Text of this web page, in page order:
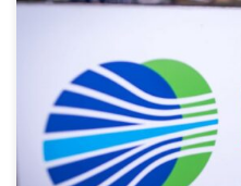
”Esimakua Venäjän
tohtori Aura Sabadusin
on ajautunut kansainvälisten
asiantuntijan, tohtori […]